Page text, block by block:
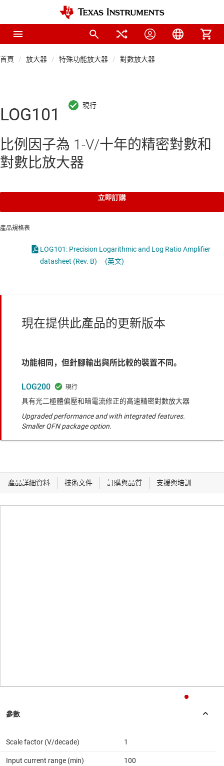
首頁 放大器 特殊功能放大器 對數放大器
LOG101
比例因子為 1-V/十年的精密對數和
對數比放大器
立即訂購
產品規格表
LOG101: Precision Logarithmic and Log Ratio Amplifier
datasheet (Rev. B)
(英文)
現在提供此產品的更新版本
功能相同，但針腳輸出與所比較的裝置不同。
LOG200
具有光二極體偏壓和暗電流修正的高速精密對數放大器
Upgraded performance and with integrated features.
Smaller QFN package option.
Scale factor (V/decade) 1
Input current range (min)
100